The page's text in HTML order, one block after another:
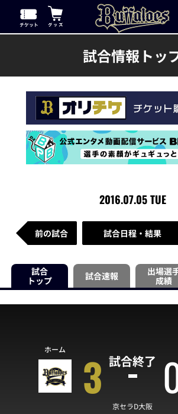
試合情報トッ
2016.07.05 TUE
前の試合 試合日程・結果
試合
トップ
試合速報
出場選
成績
試合終了
ホーム 3
京セラD大阪